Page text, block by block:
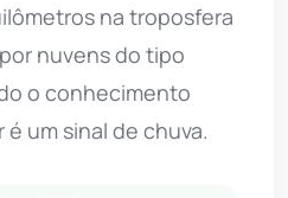
na troposfera
nuvens do tipo
o conhecimento
um sinal de chuva.